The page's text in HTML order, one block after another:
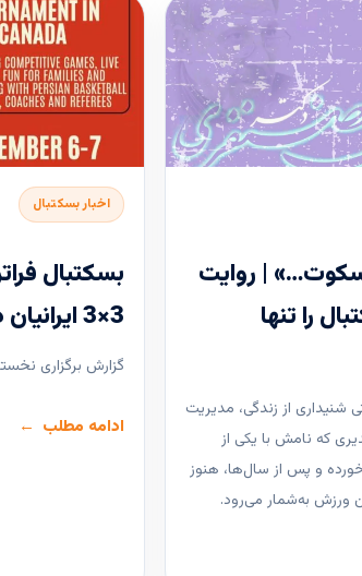
| روایت
را تنها
از زندگی، مدیریت
که نامش با یکی از
خورده و پس از سال‌ها، هنوز
ورزش به‌شمار می‌رود.
اخبار بسکتبال
بسکتبال
3×3 ایرانیان در کانادا
گزارش برگزاری نخستین تورنمنت 3×3
ادامه مطلب